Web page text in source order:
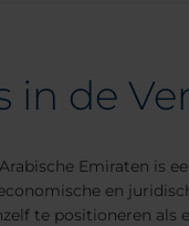
in de
Emiraten is
en
te positioneren als